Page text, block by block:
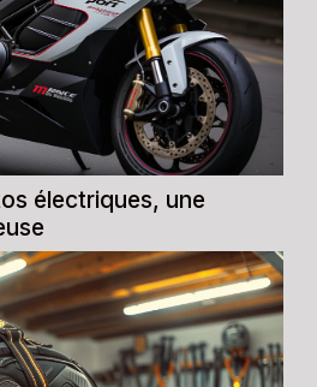
électriques, une